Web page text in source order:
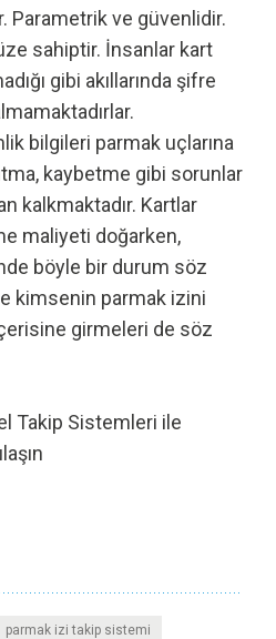
Parametrik ve güvenlidir.
sahiptir. İnsanlar kart
gibi akıllarında şifre
bilgileri parmak uçlarına
kaybetme gibi sorunlar
kalkmaktadır. Kartlar
maliyeti doğarken,
böyle bir durum söz
kimsenin parmak izini
girmeleri de söz
Takip Sistemleri ile
parmak izi takip sistemi